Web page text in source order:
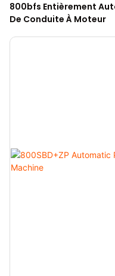
800bfs Entièrement
De Conduite À Moteur